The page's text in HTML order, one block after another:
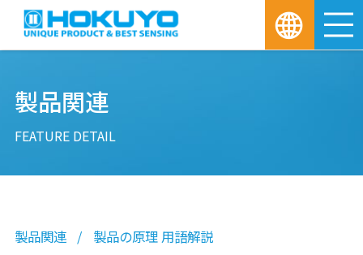
製品関連
FEATURE DETAIL
製品関連 製品の原理 用語解説